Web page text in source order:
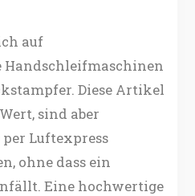
auf
Diese Artikel
sind aber
Luftexpress
ohne dass ein
Eine hochwertige